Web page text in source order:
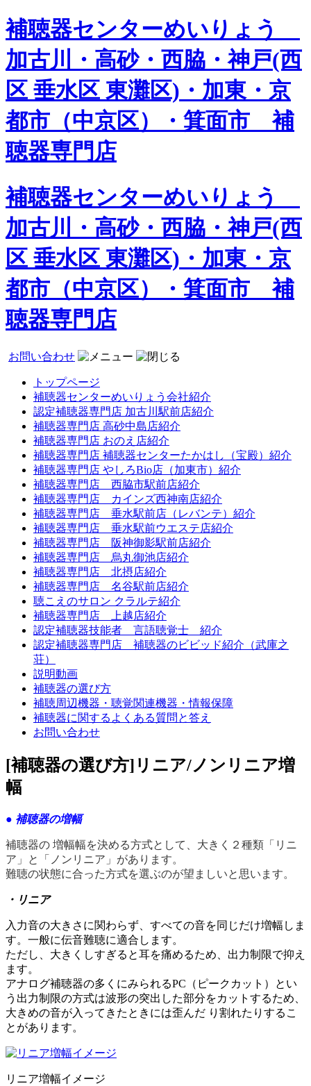
補聴器センターめいりょう
加古川・高砂・西脇・神戸(西
区 垂水区 東灘区)・加東・京
都市（中京区）・箕面市 補
聴器専門店
補聴器センターめいりょう
加古川・高砂・西脇・神戸(西
区 垂水区 東灘区)・加東・京
都市（中京区）・箕面市 補
聴器専門店
お問い合わせ
トップページ
補聴器センターめいりょう会社紹介
認定補聴器専門店 加古川駅前店紹介
補聴器専門店 高砂中島店紹介
補聴器専門店 おのえ店紹介
補聴器専門店 補聴器センターたかはし（宝殿）紹介
補聴器専門店 やしろBio店（加東市）紹介
補聴器専門店 西脇市駅前店紹介
補聴器専門店 カインズ西神南店紹介
補聴器専門店 垂水駅前店（レバンテ）紹介
補聴器専門店 垂水駅前ウエステ店紹介
補聴器専門店 阪神御影駅前店紹介
補聴器専門店 烏丸御池店紹介
補聴器専門店 北摂店紹介
補聴器専門店 名谷駅前店紹介
聴こえのサロン クラルテ紹介
補聴器専門店 上越店紹介
認定補聴器技能者 言語聴覚士 紹介
認定補聴器専門店 補聴器のビビッド紹介（武庫之
荘）
説明動画
補聴器の選び方
補聴周辺機器・聴覚関連機器・情報保障
補聴器に関するよくある質問と答え
お問い合わせ
[補聴器の選び方]リニア/ノンリニア増
幅
● 補聴器の増幅
補聴器の 増幅幅を決める方式として、大きく２種類「リニ
ア」と「ノンリニア」があります。
難聴の状態に合った方式を選ぶのが望ましいと思います。
・リニア
入力音の大きさに関わらず、すべての音を同じだけ増幅しま
す。一般に伝音難聴に適合します。
ただし、大きくしすぎると耳を痛めるため、出力制限で抑え
ます。
アナログ補聴器の多くにみられるPC（ピークカット）とい
う出力制限の方式は波形の突出した部分をカットするため、
大きめの音が入ってきたときには歪んだ り割れたりするこ
とがあります。
リニア増幅イメージ